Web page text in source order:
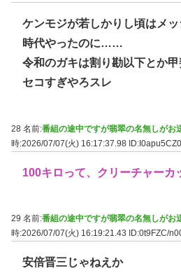
ケンモジが若しかりし頃はメ
時代やったのに……
令和のガキは割り勘以下とか
セコすぎやろスレ
28 名前:番組の途中ですが翡翠の名無しがお
時:2026/07/07(火) 16:17:37.98
100キロって、クリーチャーカ
29 名前:番組の途中ですが翡翠の名無しがお
時:2026/07/07(火) 16:19:21.43
ID:0t9FZC/
安倍晋三じゃねえか